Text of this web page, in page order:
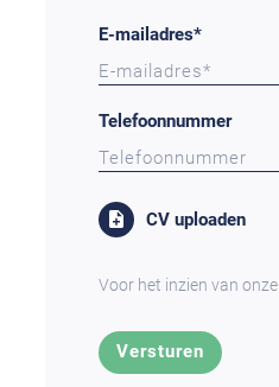
E-mailadres*
Telefoonnummer
CV uploaden
Voor het inzien van onze